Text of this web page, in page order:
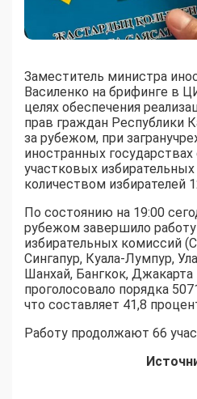
Заместитель министра
Василенко на брифинге в
целях обеспечения
прав граждан Республики
за рубежом, при
иностранных
участковых
количеством избирателей
По состоянию на 19:00
рубежом завершило
избирательных комиссий
Сингапур, Куала-Лумпур,
Шанхай, Бангкок,
проголосовало порядка
что составляет 41,8
Работу продолжают 66